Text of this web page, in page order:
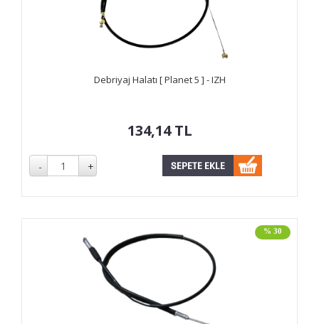
Debriyaj Halatı [ Planet 5 ] - IZH
134,14TL
% 30